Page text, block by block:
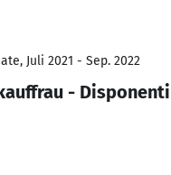
Juli 2021 - Sep. 2022
-